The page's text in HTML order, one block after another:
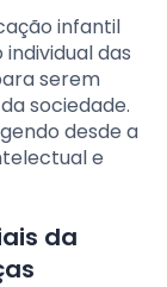
infantil
das
serem
sociedade.
desde a
e
da